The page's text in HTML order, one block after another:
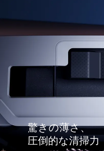
驚きの薄さ、
圧倒的な清掃力